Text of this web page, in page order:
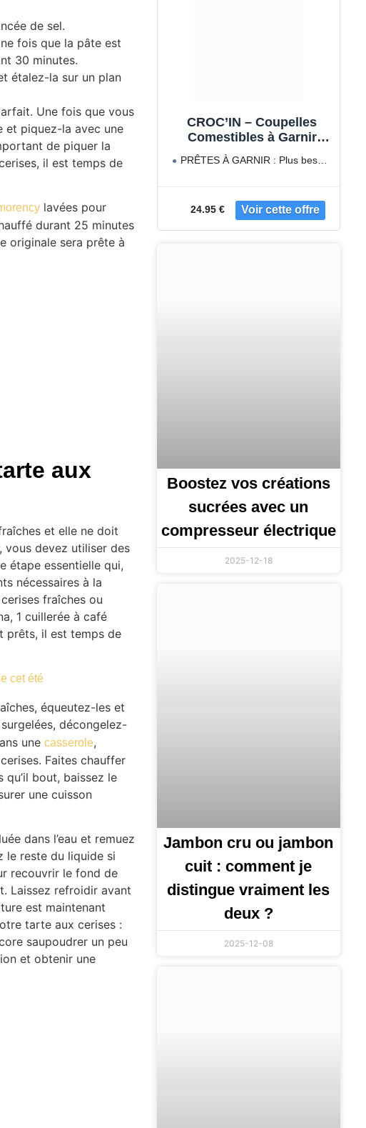
de sel.
fois que la pâte est
30 minutes.
étalez-la sur un plan
Une fois que vous
et piquez-la avec une
de piquer la
il est temps de
lavées pour
durant 25 minutes
originale sera prête à
aux
et elle ne doit
vous devez utiliser des
étape essentielle qui,
nécessaires à la
fraîches ou
1 cuillerée à café
prêts, il est temps de
cet été
équeutez-les et
décongelez-
unecasserole,
Faites chauffer
qu’il bout, baissez le
une cuisson
dans l’eau et remuez
le reste du liquide si
recouvrir le fond de
Laissez refroidir avant
est maintenant
tarte aux cerises :
saupoudrer un peu
et obtenir une
CROC’IN – Coupelles
Comestibles à Garnir
Gold – Fond de Tarte Pour
Pâtisserie ou Apéritif –
PRÊTES À GARNIR : Plus besoin
24.95 €
Boostez vos créations
sucrées avec un
compresseur électrique
2025-12-18
Jambon cru ou jambon
cuit : comment je
distingue vraiment les
deux ?
2025-12-08